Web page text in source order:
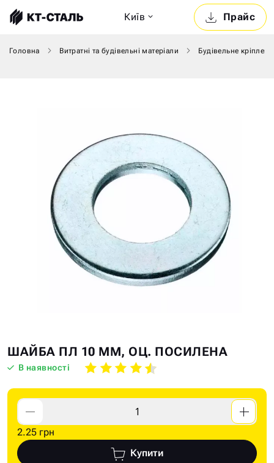
Прайс
Київ
Головна Витратні та будівельні матеріали Будівельне
Skip
to
the
end
the
images
gallery
Skip
to
the
beginning
the
images
gallery
ШАЙБА ПЛ 10 ММ, ОЦ. ПОСИЛЕНА
В наявності
2.25 грн
Купити